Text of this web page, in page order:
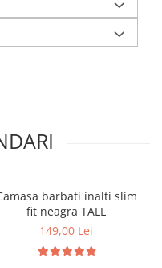
barbati inalti slim
fit neagra TALL
149,00 Lei